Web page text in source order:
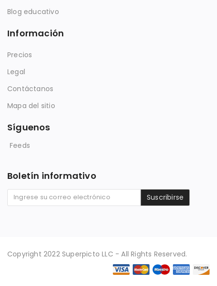
Blog educativo
Información
Precios
Legal
Contáctanos
Mapa del sitio
Síguenos
Feeds
Boletín informativo
Suscribirse
Copyright 2022 Superpicto LLC - All Rights Reserved.